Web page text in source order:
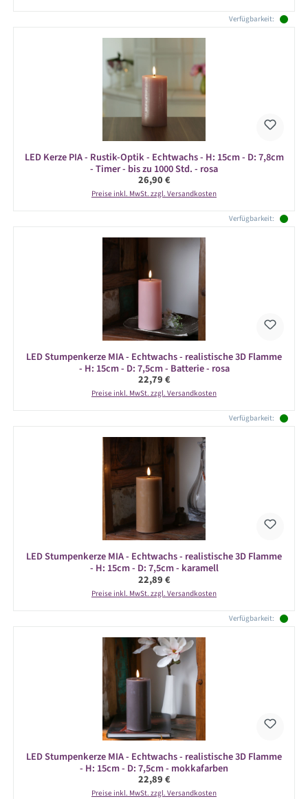
Verfügbarkeit:
LED Kerze PIA - Rustik-Optik - Echtwachs - H: 15cm - D: 7,8cm
- Timer - bis zu 1000 Std. - rosa
Regulärer Preis:
26,90 €
Preise inkl. MwSt. zzgl. Versandkosten
Verfügbarkeit:
LED Stumpenkerze MIA - Echtwachs - realistische 3D Flamme
- H: 15cm - D: 7,5cm - Batterie - rosa
Regulärer Preis:
22,79 €
Preise inkl. MwSt. zzgl. Versandkosten
Verfügbarkeit:
LED Stumpenkerze MIA - Echtwachs - realistische 3D Flamme
- H: 15cm - D: 7,5cm - karamell
Regulärer Preis:
22,89 €
Preise inkl. MwSt. zzgl. Versandkosten
Verfügbarkeit:
LED Stumpenkerze MIA - Echtwachs - realistische 3D Flamme
- H: 15cm - D: 7,5cm - mokkafarben
Regulärer Preis:
22,89 €
Preise inkl. MwSt. zzgl. Versandkosten